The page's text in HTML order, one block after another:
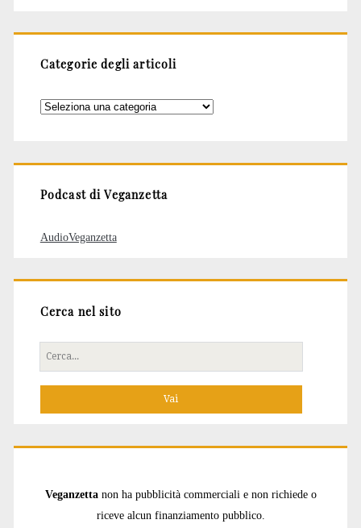
Categorie degli articoli
Categorie
Podcast di Veganzetta
AudioVeganzetta
Cerca nel sito
Cerca
per:
Veganzetta non ha pubblicità commerciali e non richiede o
riceve alcun finanziamento pubblico.